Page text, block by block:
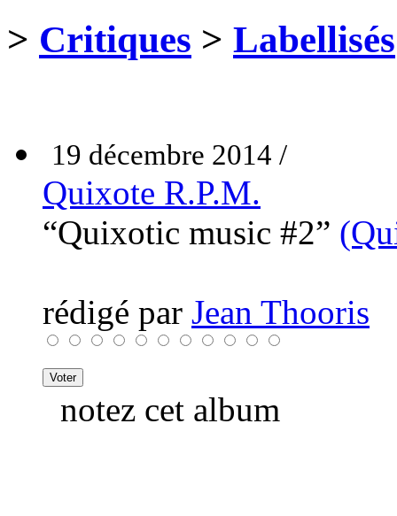
> Critiques > Labellisés
19 décembre 2014 /
Quixote R.P.M.
“Quixotic music #2”
rédigé par Jean Thooris
notez cet album